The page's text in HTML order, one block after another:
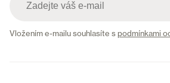
Vložením e-mailu souhlasíte spodmínkami